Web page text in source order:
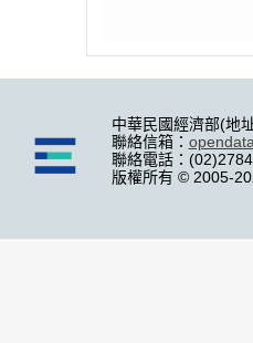
中華民國經濟部(地
聯絡信箱：
聯絡電話：
版權所有 © 2005-